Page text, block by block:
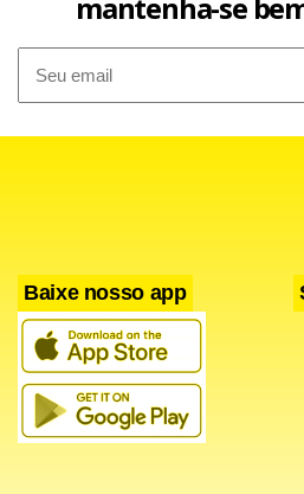
americanas, garantias de que
o fim das sanções econômicas,
Ataques de Israel durante
menos 51 no Líbano
Bate-boca por chapa ao
Salles e Constantino a Eduardo
Delcy Rodríguez chega à
Baixe nosso app